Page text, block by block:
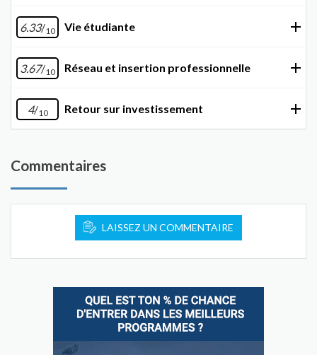
6.33/10 Vie étudiante
3.67/10 Réseau et insertion professionnelle
4/10 Retour sur investissement
Commentaires
LAISSEZ UN COMMENTAIRE